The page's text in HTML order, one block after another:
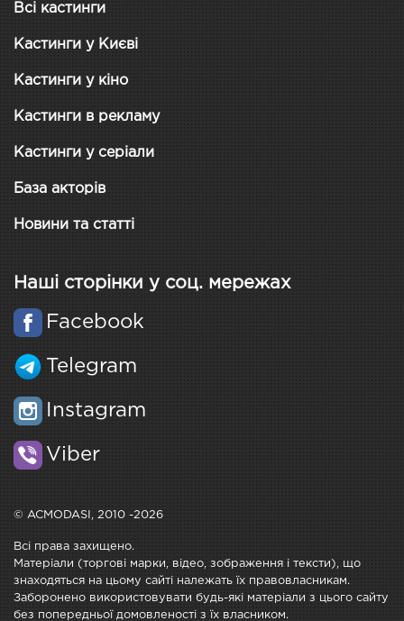
Всі кастинги
Кастинги у Києві
Кастинги у кіно
Кастинги в рекламу
Кастинги у серіали
База акторів
Новини та статті
Наші сторінки у соц. мережах
Facebook
Telegram
Instagram
Viber
© ACMODASI, 2010 -2026
Всі права захищено.
Матеріали (торгові марки, відео, зображення і тексти), що
знаходяться на цьому сайті належать їх правовласникам.
Заборонено використовувати будь-які матеріали з цього сайту
без попередньої домовленості з їх власником.